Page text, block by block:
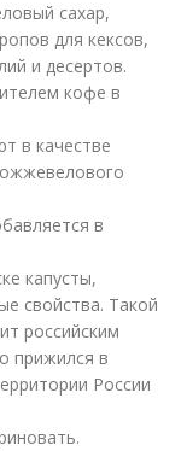
сахар,
для кексов,
и десертов.
кофе в
в качестве
в
капусты,
свойства. Такой
российским
прижился в
России